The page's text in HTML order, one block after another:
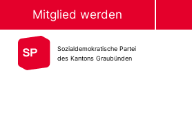
Mitglied werden
Sozialdemokratische Partei
des Kantons Graubünden